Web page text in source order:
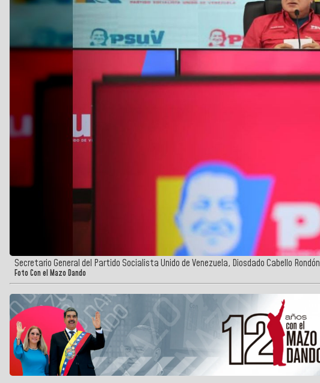
Secretario General del Partido Socialista Unido de Venezuela, Diosdado Cabello Rondón
Foto Con el Mazo Dando